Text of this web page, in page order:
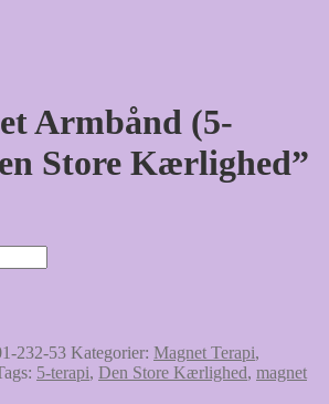
Armbånd (5-
Store Kærlighed”
232-53 Kategorier: Magnet Terapi,
5-terapi, Den Store Kærlighed, magnet